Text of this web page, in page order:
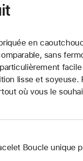
en
sans
lisse et soyeuse.
où vous le
Boucle unique